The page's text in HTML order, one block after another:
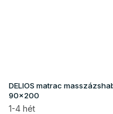
DELIOS matrac
90x200
1-4 hét